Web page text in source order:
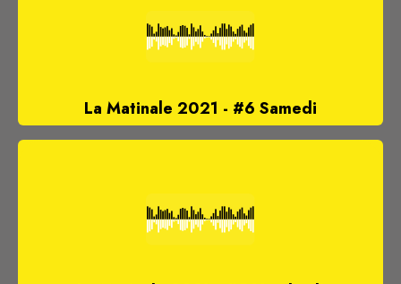
La Matinale 2021 - #6 Samedi